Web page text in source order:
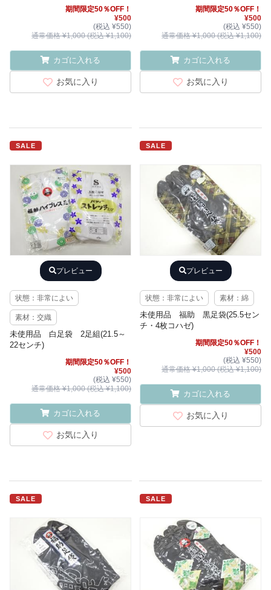
期間限定50％OFF！
¥500
(税込 ¥550)
通常価格 ¥1,000 (税込 ¥1,100)
カゴに入れる
お気に入り
期間限定50％OFF！
¥500
(税込 ¥550)
通常価格 ¥1,000 (税込 ¥1,100)
カゴに入れる
お気に入り
SALE
プレビュー
状態：非常によい
素材：交織
未使用品 白足袋 2足組(21.5～
22センチ)
期間限定50％OFF！
¥500
(税込 ¥550)
通常価格 ¥1,000 (税込 ¥1,100)
カゴに入れる
お気に入り
SALE
プレビュー
状態：非常によい 素材：綿
未使用品 福助 黒足袋(25.5セン
チ・4枚コハゼ)
期間限定50％OFF！
¥500
(税込 ¥550)
通常価格 ¥1,000 (税込 ¥1,100)
カゴに入れる
お気に入り
SALE SALE